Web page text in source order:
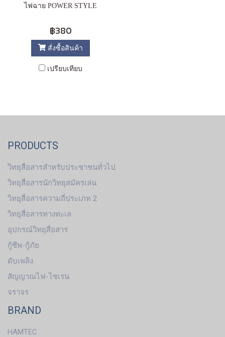
ไฟฉาย POWER STYLE
฿380
สั่งซื้อสินค้า
เปรียบเทียบ
PRODUCTS
วิทยุสื่อสารสำหรับประชาชนทั่วไป
วิทยุสื่อสารนักวิทยุสมัครเล่น
วิทยุสื่อสารความถี่ประเภท 2
วิทยุสื่อสารทางทะเล
อุปกรณ์วิทยุสื่อสาร
กู้ชีพ-กู้ภัย
ดับเพลิง
สัญญาณไฟ-ไซเรน
จราจร
BRAND
HAMTEC